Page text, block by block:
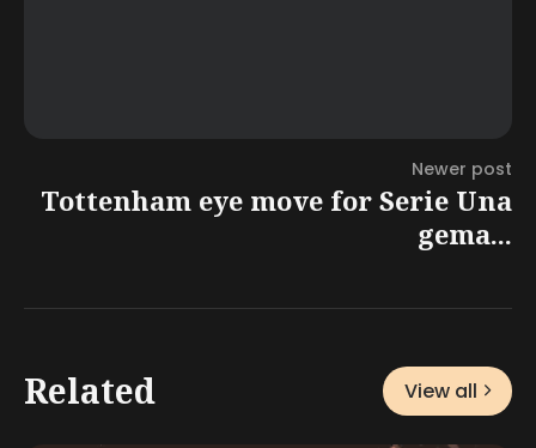
Newer post
Tottenham eye move for Serie Una
gema...
Related View all